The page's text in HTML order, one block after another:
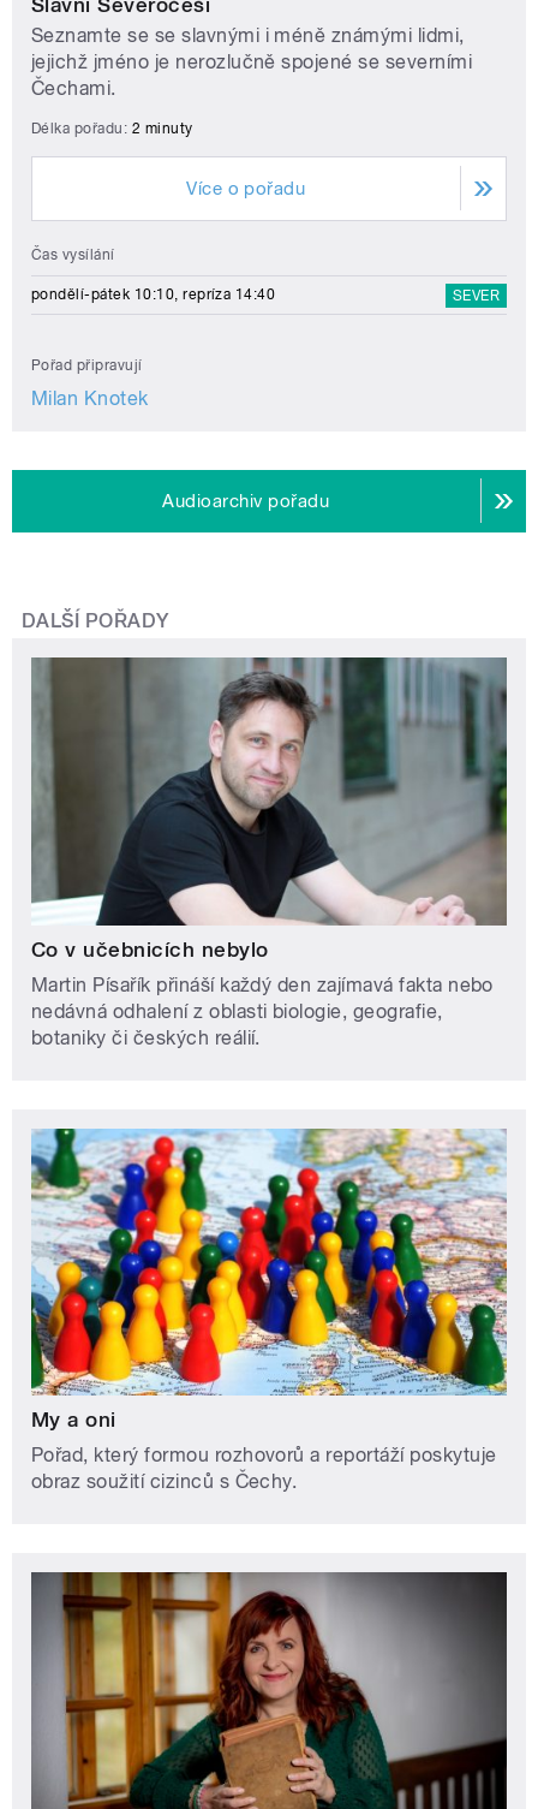
Seznamte se se slavnými i méně známými lidmi,
jejichž jméno je nerozlučně spojené se severními
Čechami.
Délka pořadu: 2 minuty
Více o pořadu
Čas vysílání
pondělí-pátek 10:10, repríza 14:40 SEVER
Pořad připravují
Milan Knotek
Audioarchiv pořadu
DALŠÍ POŘADY
Co v učebnicích nebylo
Martin Písařík přináší každý den zajímavá fakta nebo
nedávná odhalení z oblasti biologie, geografie,
botaniky či českých reálií.
My a oni
Pořad, který formou rozhovorů a reportáží poskytuje
obraz soužití cizinců s Čechy.